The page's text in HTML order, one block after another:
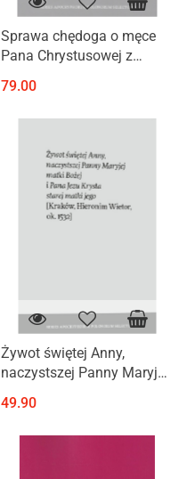
Sprawa chędoga o męce
Pana Chrystusowej z
Łaska (1544)
79.00
Żywot świętej Anny,
naczystszej Panny Maryjej
Krysta starej matki jego
49.90